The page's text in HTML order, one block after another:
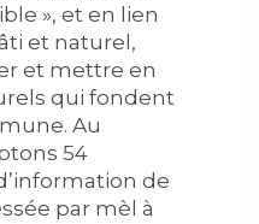
», et en lien
et naturel,
et mettre en
qui fondent
Au
54
de
par mèl à